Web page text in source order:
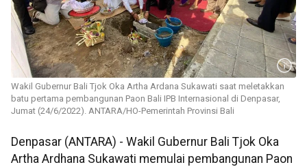
Wakil Gubernur Bali Tjok Oka Artha Ardana Sukawati saat meletakkan
batu pertama pembangunan Paon Bali IPB Internasional di Denpasar,
Jumat (24/6/2022). ANTARA/HO-Pemerintah Provinsi Bali
Denpasar (ANTARA) - Wakil Gubernur Bali Tjok Oka
Artha Ardhana Sukawati memulai pembangunan Paon